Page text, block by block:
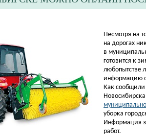
Несмотря на
на дорогах
в
готовится к
любопытстве
информацию
Как сообщили
уборка
Информация
работ.